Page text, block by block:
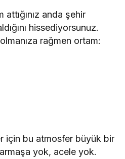
attığınız anda şehir
hissediyorsunuz.
rağmen ortam:
için bu atmosfer büyük bir
yok, acele yok.